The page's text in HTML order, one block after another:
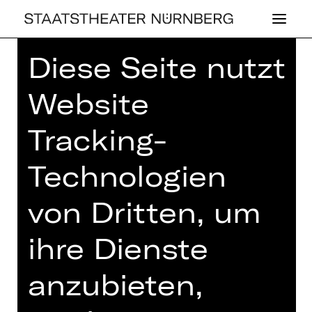
Home>Haus >Künstler*innen >
OPER
RAGAA ELDIN
Diese Seite nutzt
Website
Tracking-
Technologien
von Dritten, um
ihre Dienste
anzubieten,